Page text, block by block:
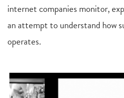
internet companies monitor,
an attempt to understand how
operates.